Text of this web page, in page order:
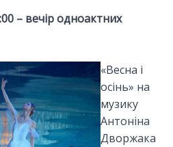
– вечір одноактних
«Весна і
осінь» на
музику
Антоніна
Дворжака